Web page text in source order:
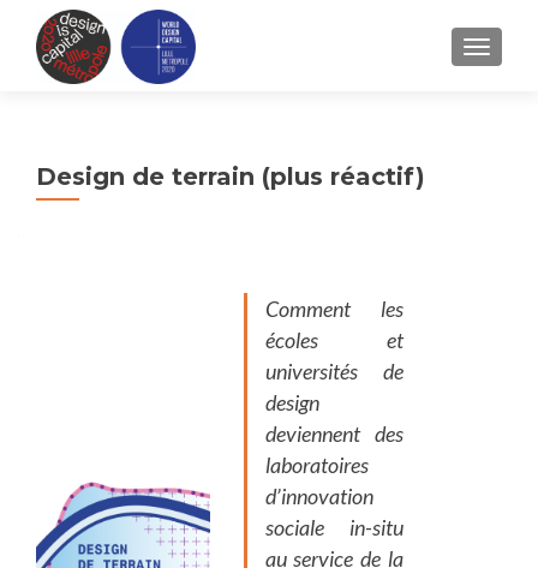
Design de terrain (plus réactif)
Comment les
écoles et
universités de
design
deviennent des
laboratoires
d’innovation
sociale in-situ
au service de la